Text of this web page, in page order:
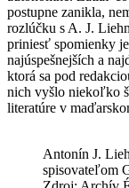
postupne zanikla,
rozlúčku s A. J.
priniesť spomienky
najúspešnejších a
ktorá sa pod
nich vyšlo niekoľko
literatúre v
Antonín J.
spisovateľom